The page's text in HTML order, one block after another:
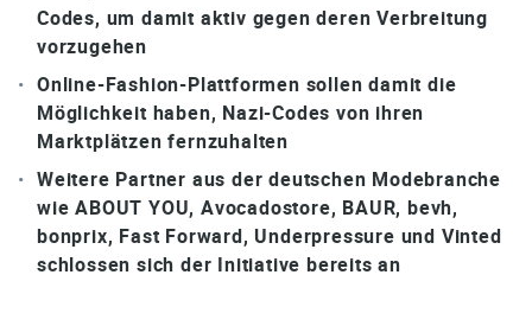
Codes, um damit aktiv gegen deren Verbreitung
vorzugehen
Online-Fashion-Plattformen sollen damit die
Möglichkeit haben, Nazi-Codes von ihren
Marktplätzen fernzuhalten
Weitere Partner aus der deutschen Modebranche
wie ABOUT YOU, Avocadostore, BAUR, bevh,
bonprix, Fast Forward, Underpressure und Vinted
schlossen sich der Initiative bereits an